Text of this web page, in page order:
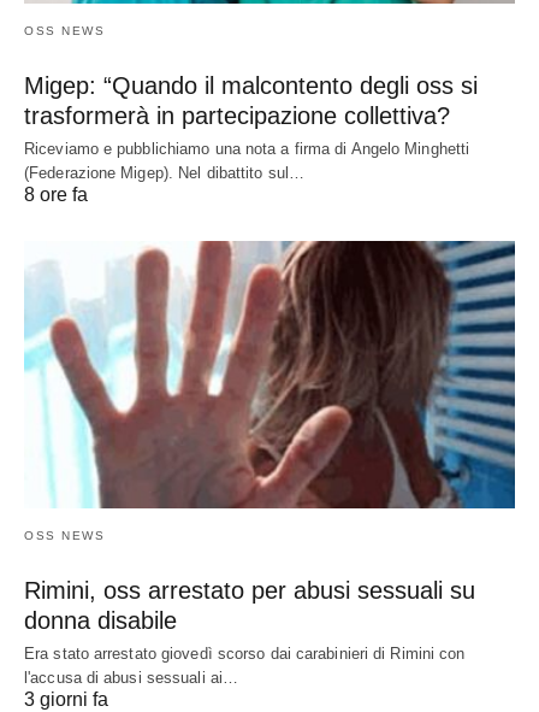
OSS NEWS
Migep: “Quando il malcontento degli oss si
trasformerà in partecipazione collettiva?
Riceviamo e pubblichiamo una nota a firma di Angelo Minghetti
(Federazione Migep). Nel dibattito sul…
8 ore fa
OSS NEWS
Rimini, oss arrestato per abusi sessuali su
donna disabile
Era stato arrestato giovedì scorso dai carabinieri di Rimini con
l'accusa di abusi sessuali ai…
3 giorni fa